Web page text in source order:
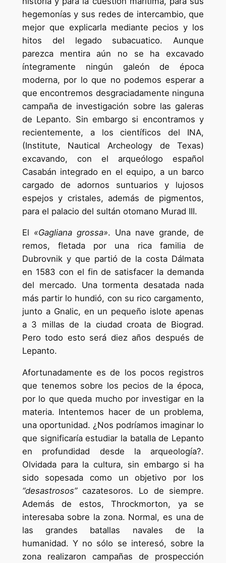
hegemonías y sus redes de intercambio, que
mejor que explicarla mediante pecios y los
hitos del legado subacuatico. Aunque
parezca mentira aún no se ha excavado
íntegramente ningún galeón de época
moderna, por lo que no podemos esperar a
que encontremos desgraciadamente ninguna
campaña de investigación sobre las galeras
de Lepanto. Sin embargo si encontramos y
recientemente, a los científicos del INA,
(Institute, Nautical Archeology de Texas)
excavando, con el arqueólogo español
Casabán integrado en el equipo, a un barco
cargado de adornos suntuarios y lujosos
espejos y cristales, además de pigmentos,
para el palacio del sultán otomano Murad III.
El «Gagliana grossa». Una nave grande, de
remos, fletada por una rica familia de
Dubrovnik y que partió de la costa Dálmata
en 1583 con el fin de satisfacer la demanda
del mercado. Una tormenta desatada nada
más partir lo hundió, con su rico cargamento,
junto a Gnalic, en un pequeño islote apenas
a 3 millas de la ciudad croata de Biograd.
Pero todo esto será diez años después de
Lepanto.
Afortunadamente es de los pocos registros
que tenemos sobre los pecios de la época,
por lo que queda mucho por investigar en la
materia. Intentemos hacer de un problema,
una oportunidad. ¿Nos podríamos imaginar lo
que significaría estudiar la batalla de Lepanto
en profundidad desde la arqueología?.
Olvidada para la cultura, sin embargo si ha
sido sopesada como un objetivo por los
“desastrosos”cazatesoros. Lo de siempre.
Además de estos, Throckmorton, ya se
interesaba sobre la zona. Normal, es una de
las grandes batallas navales de la
humanidad. Y no sólo se interesó, sobre la
zona realizaron campañas de prospección